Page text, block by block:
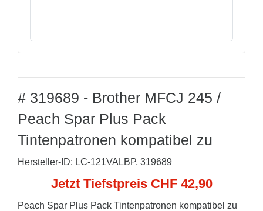
# 319689 - Brother MFCJ 245 /
Peach Spar Plus Pack
Tintenpatronen kompatibel zu
Hersteller-ID: LC-121VALBP, 319689
Jetzt Tiefstpreis CHF 42,90
Peach Spar Plus Pack Tintenpatronen kompatibel zu